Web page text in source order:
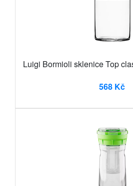
Luigi Bormioli sklenice Top
568 Kč